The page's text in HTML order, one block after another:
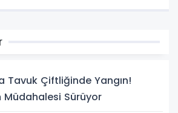
Tavuk Çiftliğinde Yangın!
Müdahalesi Sürüyor